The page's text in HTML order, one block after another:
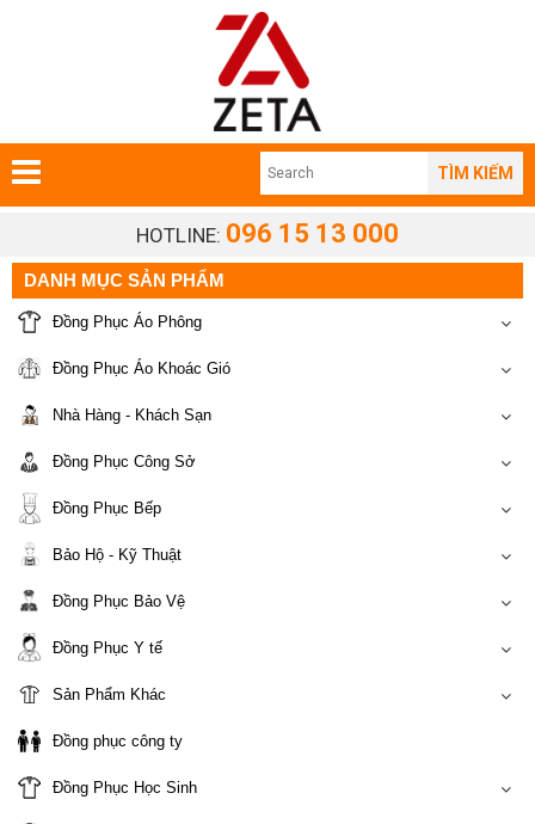
TÌM KIẾM
HOTLINE: 096 15 13 000
DANH MỤC SẢN PHẨM
Đồng Phục Áo Phông
Đồng Phục Áo Khoác Gió
Nhà Hàng - Khách Sạn
Đồng Phục Công Sở
Đồng Phục Bếp
Bảo Hộ - Kỹ Thuật
Đồng Phục Bảo Vệ
Đồng Phục Y tế
Sản Phẩm Khác
Đồng phục công ty
Đồng Phục Học Sinh